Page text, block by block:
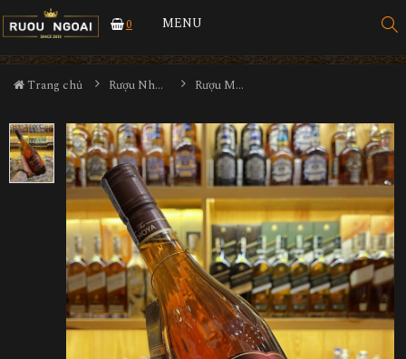
0 MENU
Trang chủ Rượu Nhật Rượu Mơ Choya Umeshu 3 năm 720ml